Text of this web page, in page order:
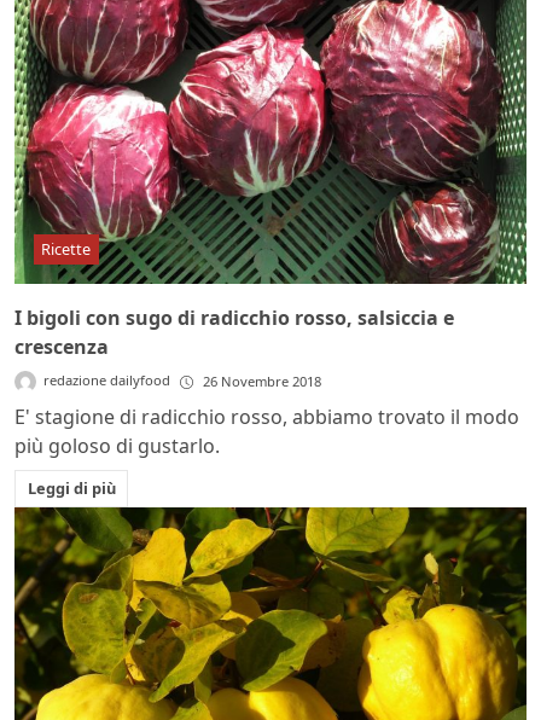
Ricette
I bigoli con sugo di radicchio rosso, salsiccia e
crescenza
redazione dailyfood 26 Novembre 2018
E' stagione di radicchio rosso, abbiamo trovato il modo
più goloso di gustarlo.
Leggi di più